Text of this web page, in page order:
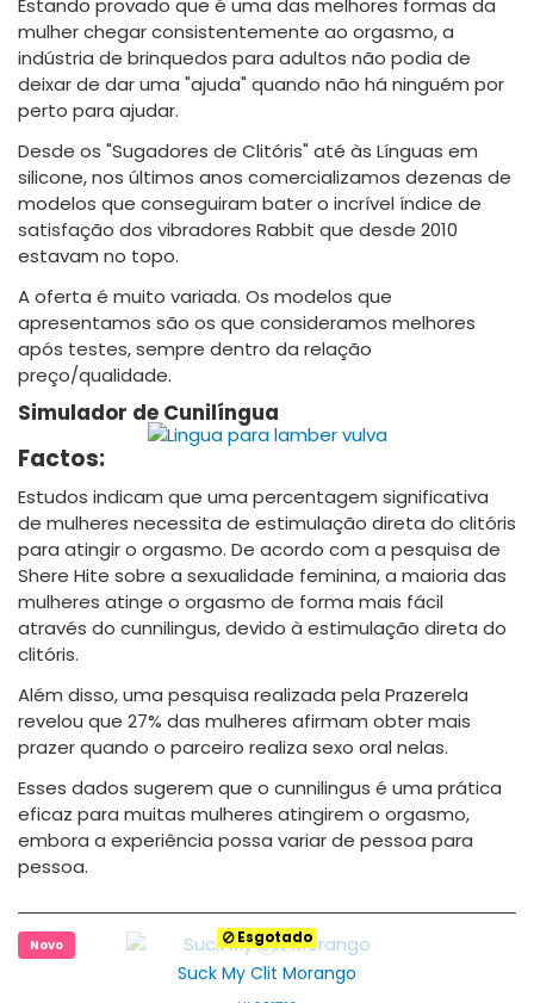
mulher chegar consistentemente ao orgasmo, a
indústria de brinquedos para adultos não podia de
deixar de dar uma "ajuda" quando não há ninguém por
perto para ajudar.
Desde os "Sugadores de Clitóris" até às Línguas em
silicone, nos últimos anos comercializamos dezenas de
modelos que conseguiram bater o incrível índice de
satisfação dos vibradores Rabbit que desde 2010
estavam no topo.
A oferta é muito variada. Os modelos que
apresentamos são os que consideramos melhores
após testes, sempre dentro da relação
preço/qualidade.
Simulador de Cunilíngua
Factos:
Estudos indicam que uma percentagem significativa
de mulheres necessita de estimulação direta do clitóris
para atingir o orgasmo. De acordo com a pesquisa de
Shere Hite sobre a sexualidade feminina, a maioria das
mulheres atinge o orgasmo de forma mais fácil
através do cunnilingus, devido à estimulação direta do
clitóris.
Além disso, uma pesquisa realizada pela Prazerela
revelou que 27% das mulheres afirmam obter mais
prazer quando o parceiro realiza sexo oral nelas.
Esses dados sugerem que o cunnilingus é uma prática
eficaz para muitas mulheres atingirem o orgasmo,
embora a experiência possa variar de pessoa para
pessoa.
Novo Esgotado
Suck My Clit Morango